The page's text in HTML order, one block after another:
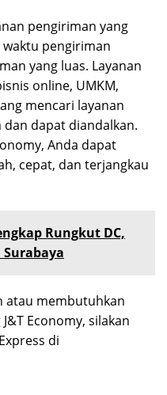
pengiriman yang
pengiriman
yang luas. Layanan
online, UMKM,
mencari layanan
dapat diandalkan.
Anda dapat
cepat, dan terjangkau
Rungkut DC,
atau membutuhkan
Economy, silakan
di